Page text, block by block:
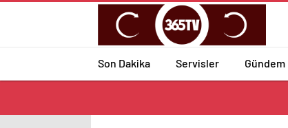
Son Dakika Servisler Gündem